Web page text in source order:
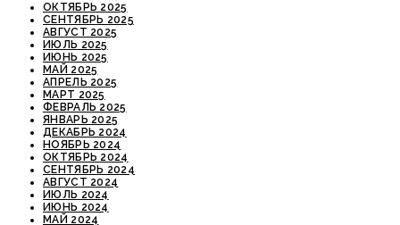
ОКТЯБРЬ 2025
СЕНТЯБРЬ 2025
АВГУСТ 2025
ИЮЛЬ 2025
ИЮНЬ 2025
МАЙ 2025
АПРЕЛЬ 2025
МАРТ 2025
ФЕВРАЛЬ 2025
ЯНВАРЬ 2025
ДЕКАБРЬ 2024
НОЯБРЬ 2024
ОКТЯБРЬ 2024
СЕНТЯБРЬ 2024
АВГУСТ 2024
ИЮЛЬ 2024
ИЮНЬ 2024
МАЙ 2024